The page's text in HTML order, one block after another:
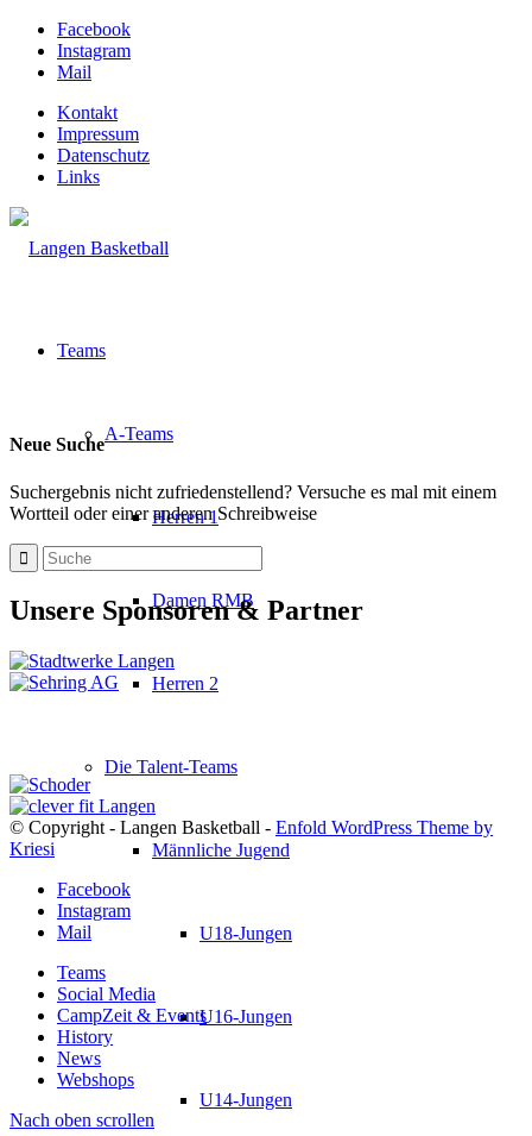
Facebook
Instagram
Mail
Kontakt
Impressum
Datenschutz
Links
Teams
A-Teams
Herren 1
Damen RMB
Herren 2
Die Talent-Teams
Männliche Jugend
U18-Jungen
U16-Jungen
U14-Jungen
Neue Suche
Suchergebnis nicht zufriedenstellend? Versuche es mal mit einem
Wortteil oder einer anderen Schreibweise
Unsere Sponsoren & Partner
© Copyright - Langen Basketball - Enfold WordPress Theme by
Kriesi
Facebook
Instagram
Mail
Teams
Social Media
CampZeit & Events
History
News
Webshops
Nach oben scrollen